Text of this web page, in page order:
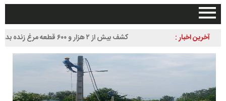
صفحه اصلی
دیلمان
آخرین اخبار :
کشف بیش از ۲ هزار و ۶۰۰ قطعه مرغ زنده بدون مجوز در
سیاهکل
د
و
د
س
۱